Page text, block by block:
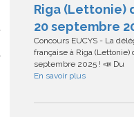
Riga (Lettonie)
20 septembre
Concours EUCYS - La
française à Riga (Lettonie)
septembre 2025 ! 📣 Du
En savoir plus